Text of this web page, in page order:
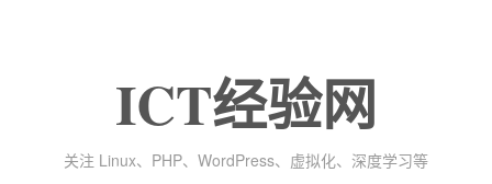
ICT经验网
关注 Linux、PHP、WordPress、虚拟化、深度学习等